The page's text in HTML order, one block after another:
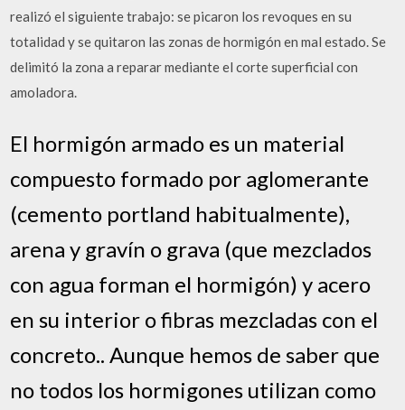
realizó el siguiente trabajo: se picaron los revoques en su
totalidad y se quitaron las zonas de hormigón en mal estado. Se
delimitó la zona a reparar mediante el corte superficial con
amoladora.
El hormigón armado es un material
compuesto formado por aglomerante
(cemento portland habitualmente),
arena y gravín o grava (que mezclados
con agua forman el hormigón) y acero
en su interior o fibras mezcladas con el
concreto.. Aunque hemos de saber que
no todos los hormigones utilizan como